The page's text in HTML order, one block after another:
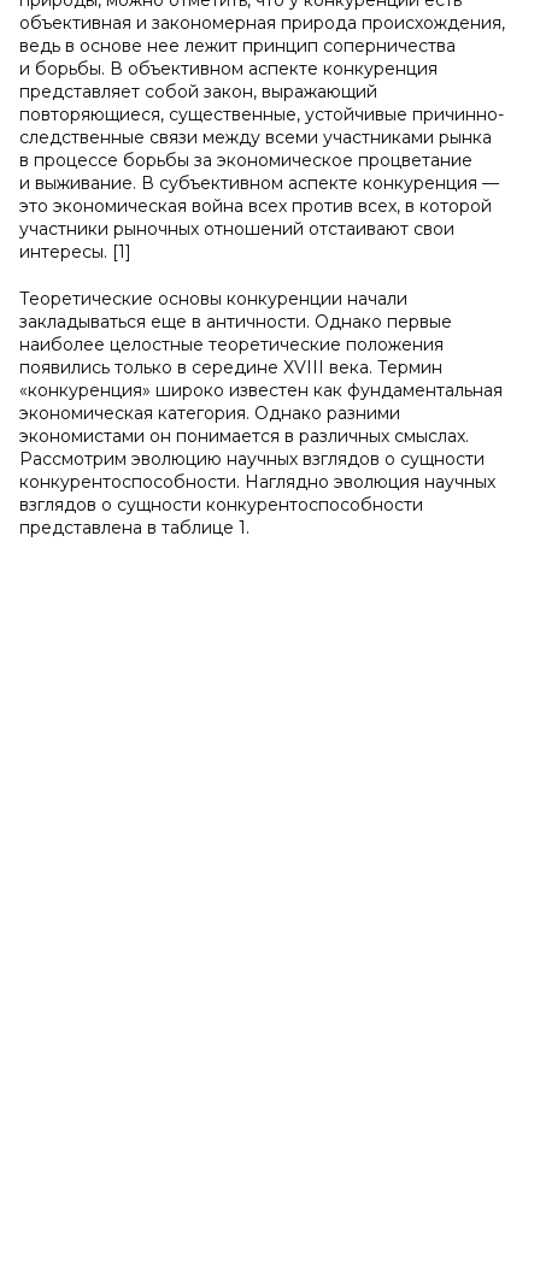
объективная и закономерная природа происхождения,
ведь в основе нее лежит принцип соперничества
и борьбы. В объективном аспекте конкуренция
представляет собой закон, выражающий
повторяющиеся, существенные, устойчивые причинно-
следственные связи между всеми участниками рынка
в процессе борьбы за экономическое процветание
и выживание. В субъективном аспекте конкуренция —
это экономическая война всех против всех, в которой
участники рыночных отношений отстаивают свои
интересы. [1]
Теоретические основы конкуренции начали
закладываться еще в античности. Однако первые
наиболее целостные теоретические положения
появились только в середине XVIII века. Термин
«конкуренция» широко известен как фундаментальная
экономическая категория. Однако разними
экономистами он понимается в различных смыслах.
Рассмотрим эволюцию научных взглядов о сущности
конкурентоспособности. Наглядно эволюция научных
взглядов о сущности конкурентоспособности
представлена в таблице 1.